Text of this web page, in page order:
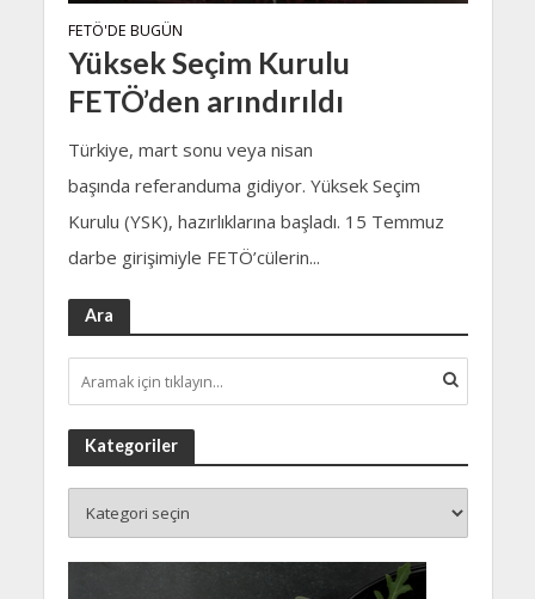
FETÖ'DE BUGÜN
Yüksek Seçim Kurulu
FETÖ’den arındırıldı
Türkiye, mart sonu veya nisan
başında referanduma gidiyor. Yüksek Seçim
Kurulu (YSK), hazırlıklarına başladı. 15 Temmuz
darbe girişimiyle FETÖ’cülerin...
Ara
Kategoriler